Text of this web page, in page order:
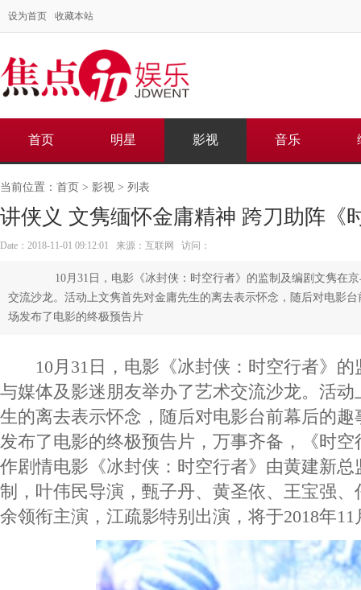
设为首页 收藏本站
首页 明星 影视 音乐
当前位置： 首页 > 影视 > 列表
讲侠义 文隽缅怀金庸精神 跨刀助阵《
Date：2018-11-01 09:12:01 来源：互联网 访问：
10月31日，电影《冰封侠：时空行者》的监制及编剧文隽在京
交流沙龙。活动上文隽首先对金庸先生的离去表示怀念，随后对电影
场发布了电影的终极预告片
10月31日，电影《冰封侠：时空行者》的
与媒体及影迷朋友举办了艺术交流沙龙。活
生的离去表示怀念，随后对电影台前幕后的
发布了电影的终极预告片，万事齐备，《时
作剧情电影《冰封侠：时空行者》由黄建新
制，叶伟民导演，甄子丹、黄圣依、王宝强
余领衔主演，江疏影特别出演，将于2018年